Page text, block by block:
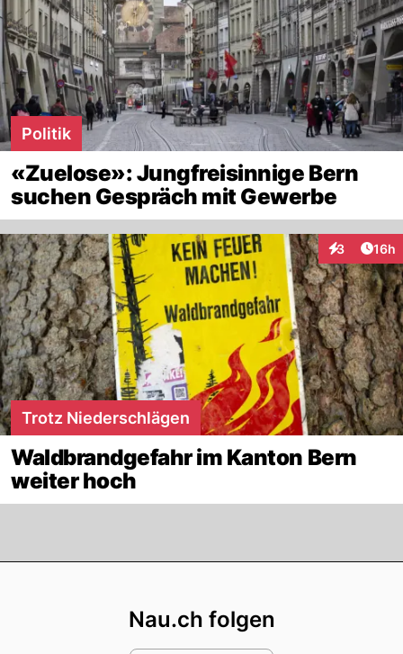
Politik
«Zuelose»: Jungfreisinnige Bern
suchen Gespräch mit Gewerbe
3
Interaktionen
16h
Trotz Niederschlägen
Waldbrandgefahr im Kanton Bern
weiter hoch
Nau.ch folgen